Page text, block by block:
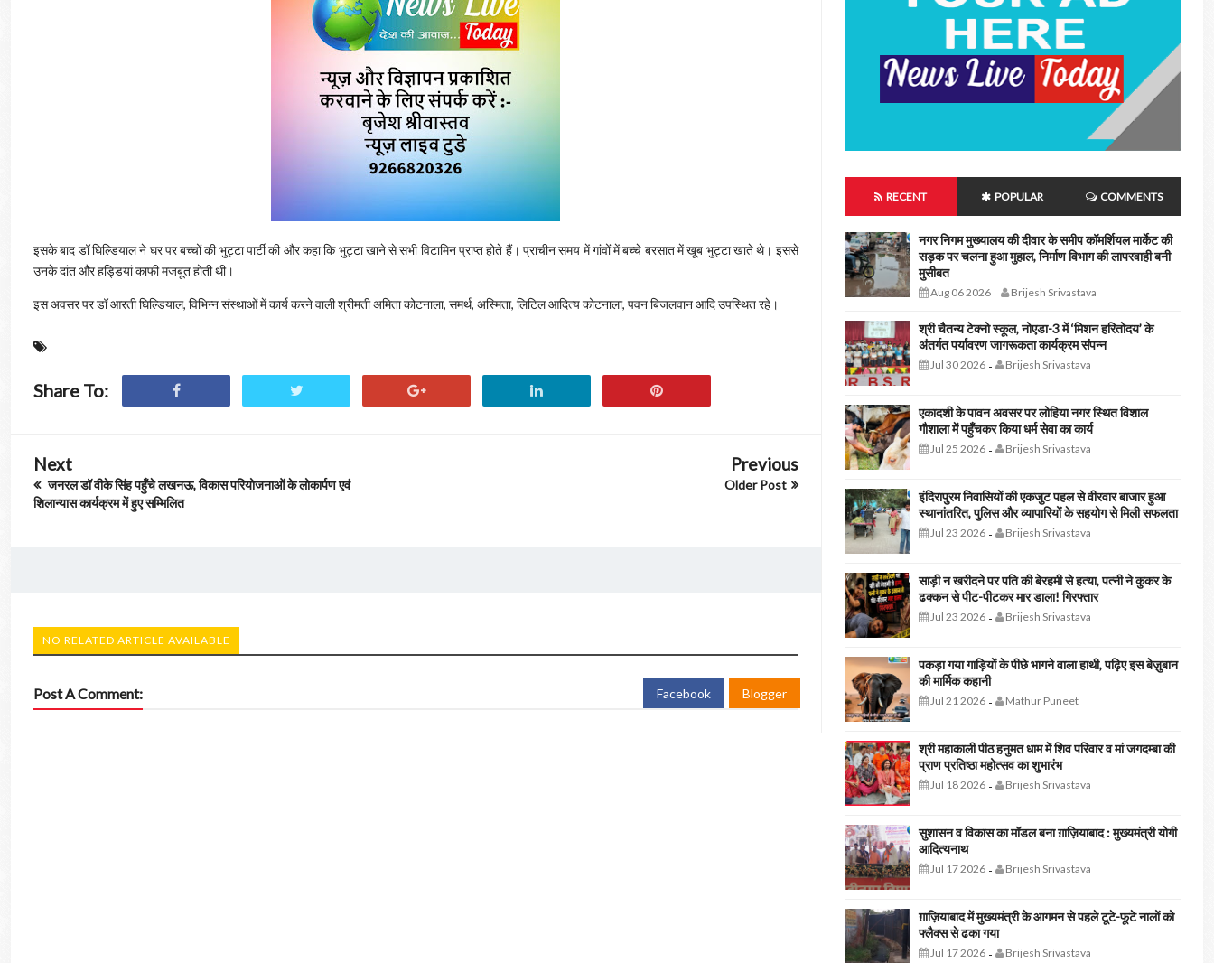
इसके बाद डॉ घिल्डियाल ने घर पर बच्चों की भुट्टा पार्टी की और कहा कि भुट्टा खाने से सभी विटामिन प्राप्त होते हैं। प्राचीन समय में गांवों में बच्चे बरसात में खूब भुट्टा खाते थे। इससे
उनके दांत और हड्डियां काफी मजबूत होती थी।
इस अवसर पर डॉ आरती घिल्डियाल, विभिन्न संस्थाओं में कार्य करने वाली श्रीमती अमिता कोटनाला, समर्थ, अस्मिता, लिटिल आदित्य कोटनाला, पवन बिजलवान आदि उपस्थित रहे।
Share To:
Next
जनरल डॉ वीके सिंह पहुँचे लखनऊ, विकास परियोजनाओं के लोकार्पण एवं
शिलान्यास कार्यक्रम में हुए सम्मिलित
Previous
Older Post
NO RELATED ARTICLE AVAILABLE
Post A Comment: Facebook Blogger
RECENT POPULAR COMMENTS
नगर निगम मुख्यालय की दीवार के समीप कॉमर्शियल मार्केट की
सड़क पर चलना हुआ मुहाल, निर्माण विभाग की लापरवाही बनी
मुसीबत
Aug 06 2026- Brijesh Srivastava
श्री चैतन्य टेक्नो स्कूल, नोएडा-3 में ‘मिशन हरितोदय’ के
अंतर्गत पर्यावरण जागरूकता कार्यक्रम संपन्न
Jul 30 2026- Brijesh Srivastava
एकादशी के पावन अवसर पर लोहिया नगर स्थित विशाल
गौशाला में पहुँचकर किया धर्म सेवा का कार्य
Jul 25 2026- Brijesh Srivastava
इंदिरापुरम निवासियों की एकजुट पहल से वीरवार बाजार हुआ
स्थानांतरित, पुलिस और व्यापारियों के सहयोग से मिली सफलता
Jul 23 2026- Brijesh Srivastava
साड़ी न खरीदने पर पति की बेरहमी से हत्या, पत्नी ने कुकर के
ढक्कन से पीट-पीटकर मार डाला! गिरफ्तार
Jul 23 2026- Brijesh Srivastava
पकड़ा गया गाड़ियों के पीछे भागने वाला हाथी, पढ़िए इस बेज़ुबान
की मार्मिक कहानी
Jul 21 2026- Mathur Puneet
श्री महाकाली पीठ हनुमत धाम में शिव परिवार व मां जगदम्बा की
प्राण प्रतिष्ठा महोत्सव का शुभारंभ
Jul 18 2026- Brijesh Srivastava
सुशासन व विकास का मॉडल बना ग़ाज़ियाबाद : ​मुख्यमंत्री योगी
आदित्यनाथ
Jul 17 2026- Brijesh Srivastava
ग़ाज़ियाबाद में मुख्यमंत्री के आगमन से पहले टूटे-फूटे नालों को
फ्लैक्स से ढका गया
Jul 17 2026- Brijesh Srivastava